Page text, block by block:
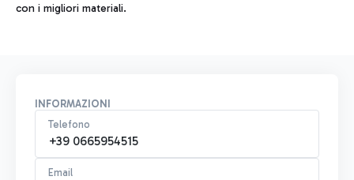
con i migliori materiali.
INFORMAZIONI
Telefono
+39 0665954515
Email